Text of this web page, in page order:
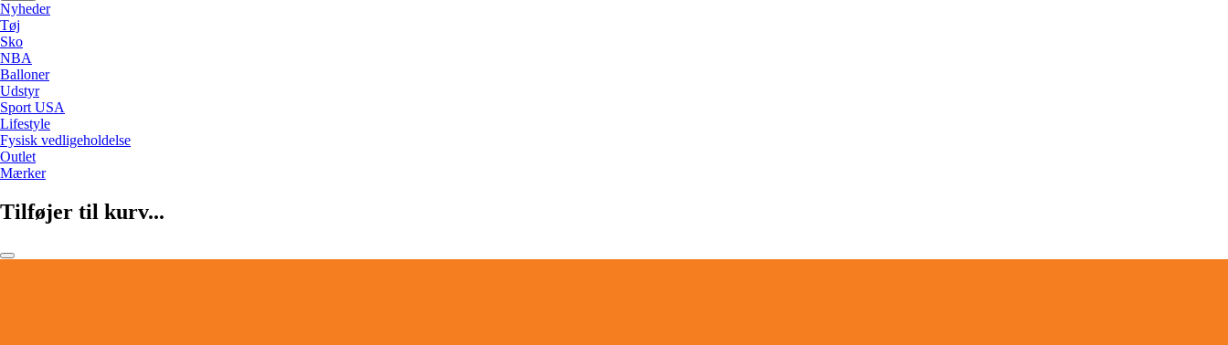
Nyheder
Tøj
Sko
NBA
Balloner
Udstyr
Sport USA
Lifestyle
Fysisk vedligeholdelse
Outlet
Mærker
Tilføjer til kurv...